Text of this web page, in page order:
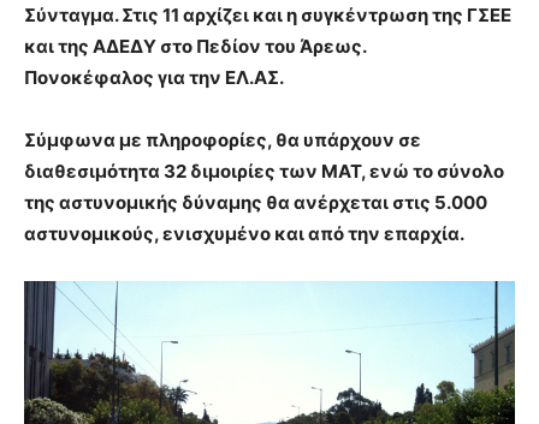
Σύνταγμα. Στις 11 αρχίζει και η συγκέντρωση της ΓΣΕΕ
και της ΑΔΕΔΥ στο Πεδίον του Άρεως.
Πονοκέφαλος για την ΕΛ.ΑΣ.
Σύμφωνα με πληροφορίες, θα υπάρχουν σε
διαθεσιμότητα 32 διμοιρίες των ΜΑΤ, ενώ το σύνολο
της αστυνομικής δύναμης θα ανέρχεται στις 5.000
αστυνομικούς, ενισχυμένο και από την επαρχία.